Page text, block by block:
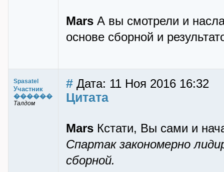
Mars А вы смотрели и
основе сборной и
Spasatel
Участник
������
Талдом
# Дата: 11 Ноя 2016 16:32
Цитата
Mars Кстати, Вы сами и
Спартак закономерно
сборной.